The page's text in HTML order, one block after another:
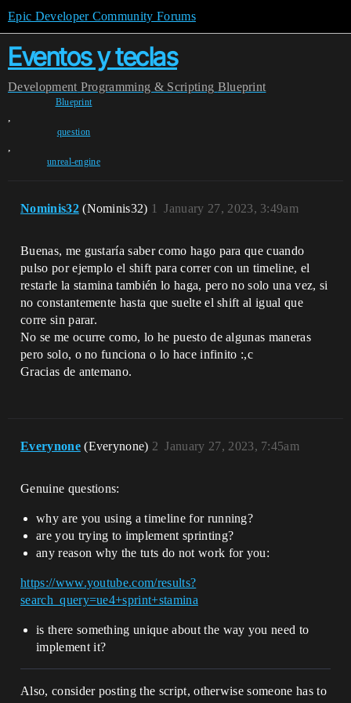
Epic Developer Community Forums
Eventos y teclas
Development Programming & Scripting Blueprint
Blueprint
,
question
,
unreal-engine
Nominis32 (Nominis32) January 27, 2023, 3:49am
1
Buenas, me gustaría saber como hago para que cuando
pulso por ejemplo el shift para correr con un timeline, el
restarle la stamina también lo haga, pero no solo una vez, si
no constantemente hasta que suelte el shift al igual que
corre sin parar.
No se me ocurre como, lo he puesto de algunas maneras
pero solo, o no funciona o lo hace infinito :,c
Gracias de antemano.
Everynone (Everynone) January 27, 2023, 7:45am
2
Genuine questions:
why are you using a timeline for running?
are you trying to implement sprinting?
any reason why the tuts do not work for you:
https://www.youtube.com/results?
search_query=ue4+sprint+stamina
is there something unique about the way you need to
implement it?
Also, consider posting the script, otherwise someone has to